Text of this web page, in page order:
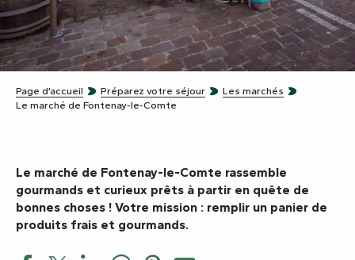
Page d’accueil Préparez votre séjour
Les marchés
Le marché de Fontenay-le-Comte
Le marché de Fontenay-le-Comte rassemble
gourmands et curieux prêts à partir en quête de
bonnes choses ! Votre mission : remplir un panier de
produits frais et gourmands.